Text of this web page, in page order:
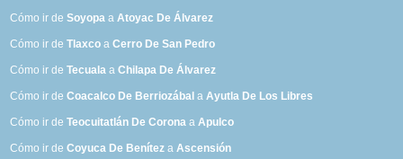
Cómo ir deSoyopa aAtoyac De Álvarez
Cómo ir deTlaxco aCerro De San Pedro
Cómo ir deTecuala aChilapa De Álvarez
Cómo ir deCoacalco De Berriozábal aAyutla De Los Libres
Cómo ir deTeocuitatlán De Corona aApulco
Cómo ir deCoyuca De Benítez aAscensión